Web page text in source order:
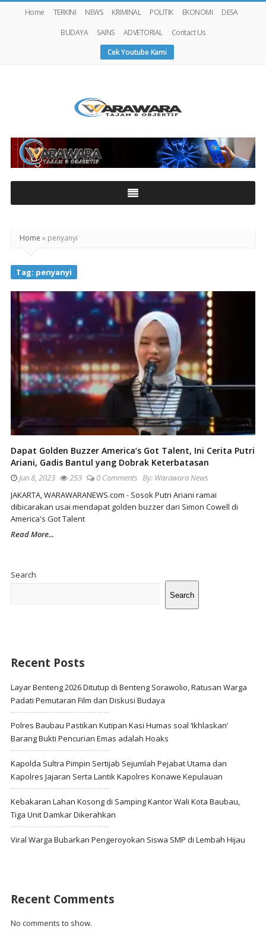
Home TERKINI NEWS KRIMINAL POLITIK EKONOMI
DESA
BUDAYA
SAINS ADVETORIAL
Contact Us
Cek Youtube Kami
Warawaranews
Home » penyanyi
Tag: penyanyi
Dapat Golden Buzzer America’s Got Talent, Ini Cerita Putri
Ariani, Gadis Bantul yang Dobrak Keterbatasan
Jun 8, 2023 253 0 Comments By: Warawara News
JAKARTA, WARAWARANEWS.com - Sosok Putri Ariani ramai
dibicarakan usai mendapat golden buzzer dari Simon Cowell di
America's Got Talent
Read More...
Search
Search
Recent Posts
Layar Benteng 2026 Ditutup di Benteng Sorawolio, Ratusan Warga
Padati Pemutaran Film dan Diskusi Budaya
Polres Baubau Pastikan Kutipan Kasi Humas soal ‘Ikhlaskan’
Barang Bukti Pencurian Emas adalah Hoaks
Kapolda Sultra Pimpin Sertijab Sejumlah Pejabat Utama dan
Kapolres Jajaran Serta Lantik Kapolres Konawe Kepulauan
Kebakaran Lahan Kosong di Samping Kantor Wali Kota Baubau,
Tiga Unit Damkar Dikerahkan
Viral Warga Bubarkan Pengeroyokan Siswa SMP di Lembah Hijau
Recent Comments
No comments to show.